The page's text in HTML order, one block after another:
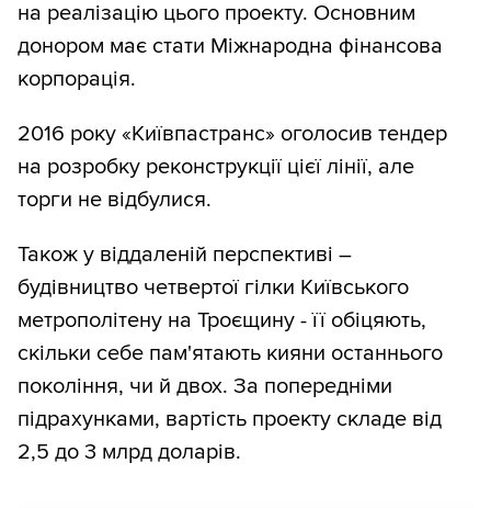
на реалізацію цього проекту. Основним
донором має стати Міжнародна фінансова
корпорація.
2016 року «Київпастранс» оголосив тендер
на розробку реконструкції цієї лінії, але
торги не відбулися.
Також у віддаленій перспективі –
будівництво четвертої гілки Київського
метрополітену на Троєщину - її обіцяють,
скільки себе пам'ятають кияни останнього
покоління, чи й двох. За попередніми
підрахунками, вартість проекту складе від
2,5 до 3 млрд доларів.